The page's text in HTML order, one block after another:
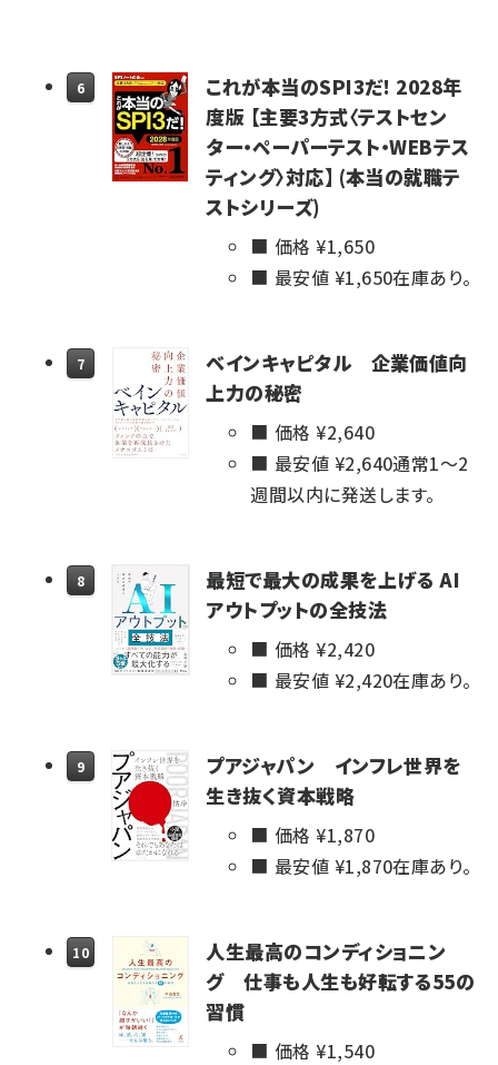
6
これが本当のSPI3だ! 2028年
度版 【主要3方式〈テストセン
ター・ペーパーテスト・WEBテス
ティング〉対応】 (本当の就職テ
ストシリーズ)
価格 ¥1,650
最安値 ¥1,650在庫あり。
7
ベインキャピタル 企業価値向
上力の秘密
価格 ¥2,640
最安値 ¥2,640通常1～2
週間以内に発送します。
8
最短で最大の成果を上げる AI
アウトプットの全技法
価格 ¥2,420
最安値 ¥2,420在庫あり。
9
プアジャパン インフレ世界を
生き抜く資本戦略
価格 ¥1,870
最安値 ¥1,870在庫あり。
10
人生最高のコンディショニン
グ 仕事も人生も好転する55の
習慣
価格 ¥1,540